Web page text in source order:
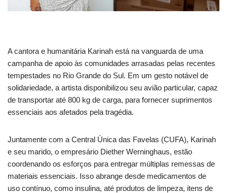
A cantora e humanitária Karinah está na vanguarda de uma
campanha de apoio às comunidades arrasadas pelas recentes
tempestades no Rio Grande do Sul. Em um gesto notável de
solidariedade, a artista disponibilizou seu avião particular, capaz
de transportar até 800 kg de carga, para fornecer suprimentos
essenciais aos afetados pela tragédia.
Juntamente com a Central Única das Favelas (CUFA), Karinah
e seu marido, o empresário Diether Werninghaus, estão
coordenando os esforços para entregar múltiplas remessas de
materiais essenciais. Isso abrange desde medicamentos de
uso contínuo, como insulina, até produtos de limpeza, itens de